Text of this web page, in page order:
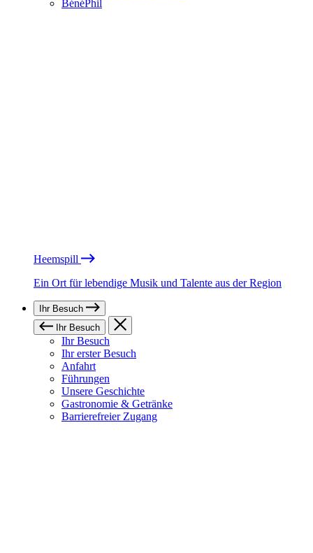
BénéPhil
Heemspill
Ein Ort für lebendige Musik und Talente aus der Region
Ihr Besuch
Ihr Besuch
Ihr Besuch
Ihr erster Besuch
Anfahrt
Führungen
Unsere Geschichte
Gastronomie & Getränke
Barrierefreier Zugang